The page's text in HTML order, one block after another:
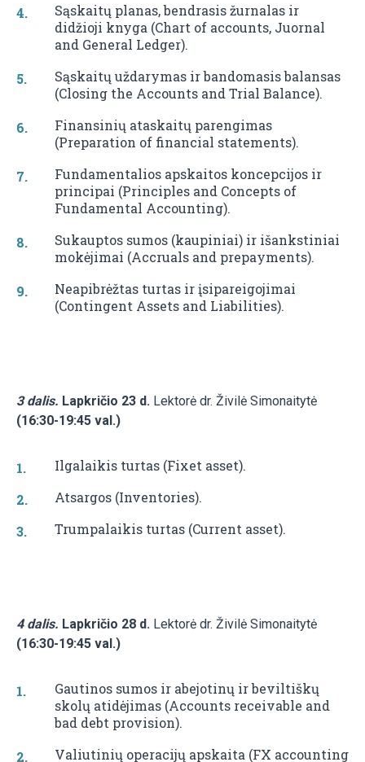
Sąskaitų planas, bendrasis žurnalas ir
didžioji knyga (Chart of accounts, Juornal
and General Ledger).
Sąskaitų uždarymas ir bandomasis balansas
(Closing the Accounts and Trial Balance).
Finansinių ataskaitų parengimas
(Preparation of financial statements).
Fundamentalios apskaitos koncepcijos ir
principai (Principles and Concepts of
Fundamental Accounting).
Sukauptos sumos (kaupiniai) ir išankstiniai
mokėjimai (Accruals and prepayments).
Neapibrėžtas turtas ir įsipareigojimai
(Contingent Assets and Liabilities).
3 dalis. Lapkričio 23 d. Lektorė dr. Živilė Simonaitytė
(16:30-19:45 val.)
Ilgalaikis turtas (Fixet asset).
Atsargos (Inventories).
Trumpalaikis turtas (Current asset).
4 dalis. Lapkričio 28 d. Lektorė dr. Živilė Simonaitytė
(16:30-19:45 val.)
Gautinos sumos ir abejotinų ir beviltiškų
skolų atidėjimas (Accounts receivable and
bad debt provision).
Valiutinių operacijų apskaita (FX accounting